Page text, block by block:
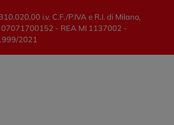
i.v. C.F./P.IVA e R.I. di Milano,
- REA MI 1137002 -
2021